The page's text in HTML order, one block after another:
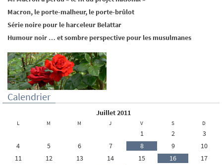
Macron, le porte-malheur, le porte-brûlot
Série noire pour le harceleur Belattar
Humour noir … et sombre perspective pour les musulmanes
Calendrier
juillet 2011
L M M J V S D
1 2
3
4
5 6 7 8 9
10
11
12 13 14 15 16
17